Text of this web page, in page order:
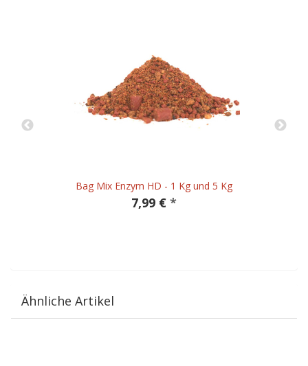
Bag Mix Enzym HD - 1 Kg und 5 Kg
7,99 € *
Ähnliche Artikel